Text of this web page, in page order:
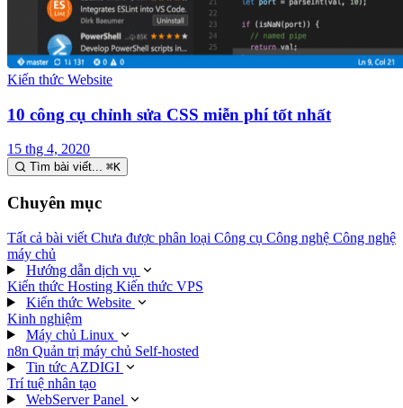
Kiến thức Website
10 công cụ chỉnh sửa CSS miễn phí tốt nhất
15 thg 4, 2020
Tìm bài viết... ⌘K
Chuyên mục
Tất cả bài viết Chưa được phân loại Công cụ Công nghệ Công nghệ
máy chủ
Hướng dẫn dịch vụ
Kiến thức Hosting Kiến thức VPS
Kiến thức Website
Kinh nghiệm
Máy chủ Linux
n8n Quản trị máy chủ Self-hosted
Tin tức AZDIGI
Trí tuệ nhân tạo
WebServer Panel